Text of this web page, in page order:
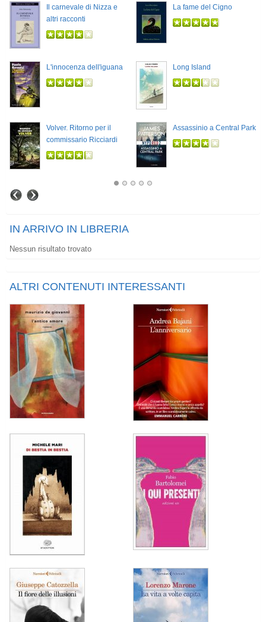
Il carnevale di Nizza e
altri racconti
La fame del Cigno
L'innocenza dell'iguana Long Island
Volver. Ritorno per il
commissario Ricciardi
Assassinio a Central Park
IN ARRIVO IN LIBRERIA
Nessun risultato trovato
ALTRI CONTENUTI INTERESSANTI